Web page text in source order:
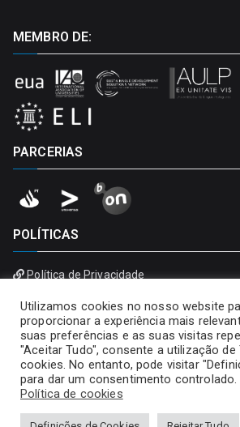
MEMBRO DE:
PARCERIAS
POLÍTICAS
Política de Privacidade
Utilizamos cookies no nosso website
proporcionar a experiência mais
suas preferências e as suas visitas
"Aceitar Tudo", consente a utilização de
cookies. No entanto, pode visitar
para dar um consentimento controlado.
Política de cookies